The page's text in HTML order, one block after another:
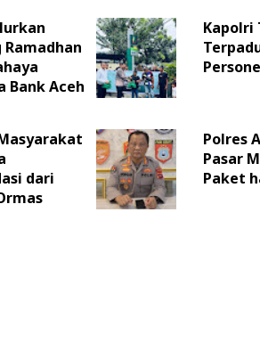
Bank Aceh
Kapolri
dari
Polres
Pasar
Paket